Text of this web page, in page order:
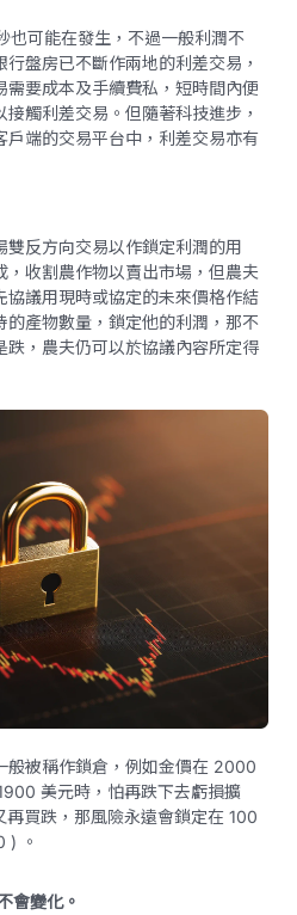
可能在發生，不過一般利潤不
盤房已不斷作兩地的利差交易，
要成本及手續費私，短時間內便
觸利差交易。但隨著科技進步，
戶端的交易平台中，利差交易亦有
雙反方向交易以作鎖定利潤的用
，收割農作物以賣出市場，但農夫
協議用現時或協定的未來價格作結
的產物數量，鎖定他的利潤，那不
跌，農夫仍可以於協議內容所定得
般被稱作鎖倉，例如金價在 2000
美元時，怕再跌下去虧損擴
買跌，那風險永遠會鎖定在 100
) 。
會變化。